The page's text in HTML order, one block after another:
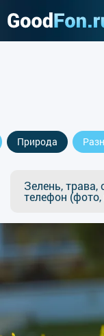
Природа
Зелень, трава,
телефон (фото,